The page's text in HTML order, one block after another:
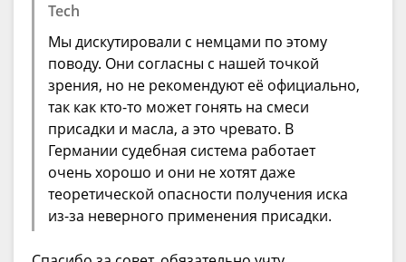
Tech
Мы дискутировали с немцами по этому
поводу. Они согласны с нашей точкой
зрения, но не рекомендуют её официально,
так как кто-то может гонять на смеси
присадки и масла, а это чревато. В
Германии судебная система работает
очень хорошо и они не хотят даже
теоретической опасности получения иска
из-за неверного применения присадки.